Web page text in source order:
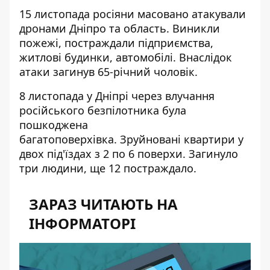
15 листопада росіяни масовано атакували
дронами Дніпро та область. Виникли
пожежі, постраждали підприємства,
житлові будинки, автомобілі. Внаслідок
атаки загинув 65-річний чоловік.
8 листопада у Дніпрі через влучання
російського безпілотника була
пошкоджена
багатоповерхівка. Зруйновані квартири у
двох під'їздах з 2 по 6 поверхи. Загинуло
три людини, ще 12 постраждало.
ЗАРАЗ ЧИТАЮТЬ НА
ІНФОРМАТОРІ